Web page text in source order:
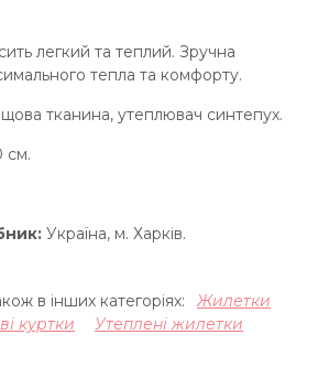
легкий та теплий. Зручна
тепла та комфорту.
тканина, утеплювач синтепух.
см.
Україна, м. Харків.
в інших категоріях:
Жилетки
куртки
Утеплені жилетки